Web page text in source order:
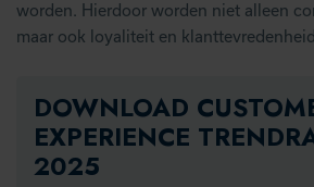
worden. Hierdoor worden niet alleen
maar ook loyaliteit en
DOWNLOAD
EXPERIENCE
2025